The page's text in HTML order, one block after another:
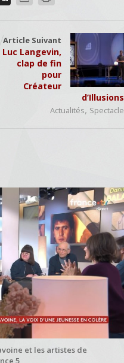
Article Suivant
Luc Langevin,
clap de fin
pour
Créateur
d’Illusions
Actualités, Spectacle
et les artistes de
5